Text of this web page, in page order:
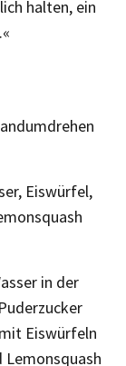
halten, ein
Eiswürfel,
in der
Eiswürfeln
Lemonsquash